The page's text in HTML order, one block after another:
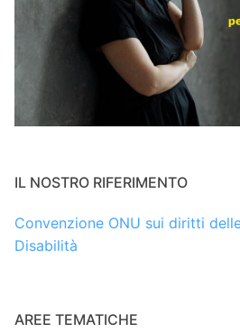
IL NOSTRO RIFERIMENTO
Convenzione ONU sui diritti
Disabilità
AREE TEMATICHE